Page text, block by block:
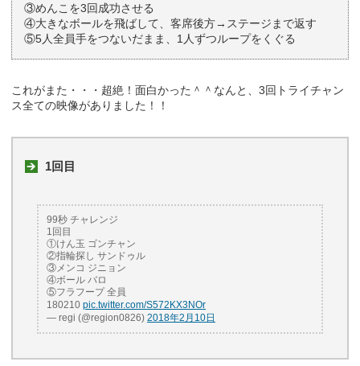
③めんこを3回成功させる
④大きなボールを飛ばして、客席後方→ステージまで返す
⑤5人全員手をつないだまま、1人ずつループをくぐる
これがまた・・・超絶！面白かった＾＾なんと、3回トライチャン
ス全ての映像がありました！！
1回目
99秒 チャレンジ
1回目
①けん玉 ゴンチャン
②指輪探し サンドゥル
③メンコ ジニョン
④ボール バロ
⑤フラフープ 全員
180210 pic.twitter.com/S572KX3NOr
— regi (@region0826) 2018年2月10日